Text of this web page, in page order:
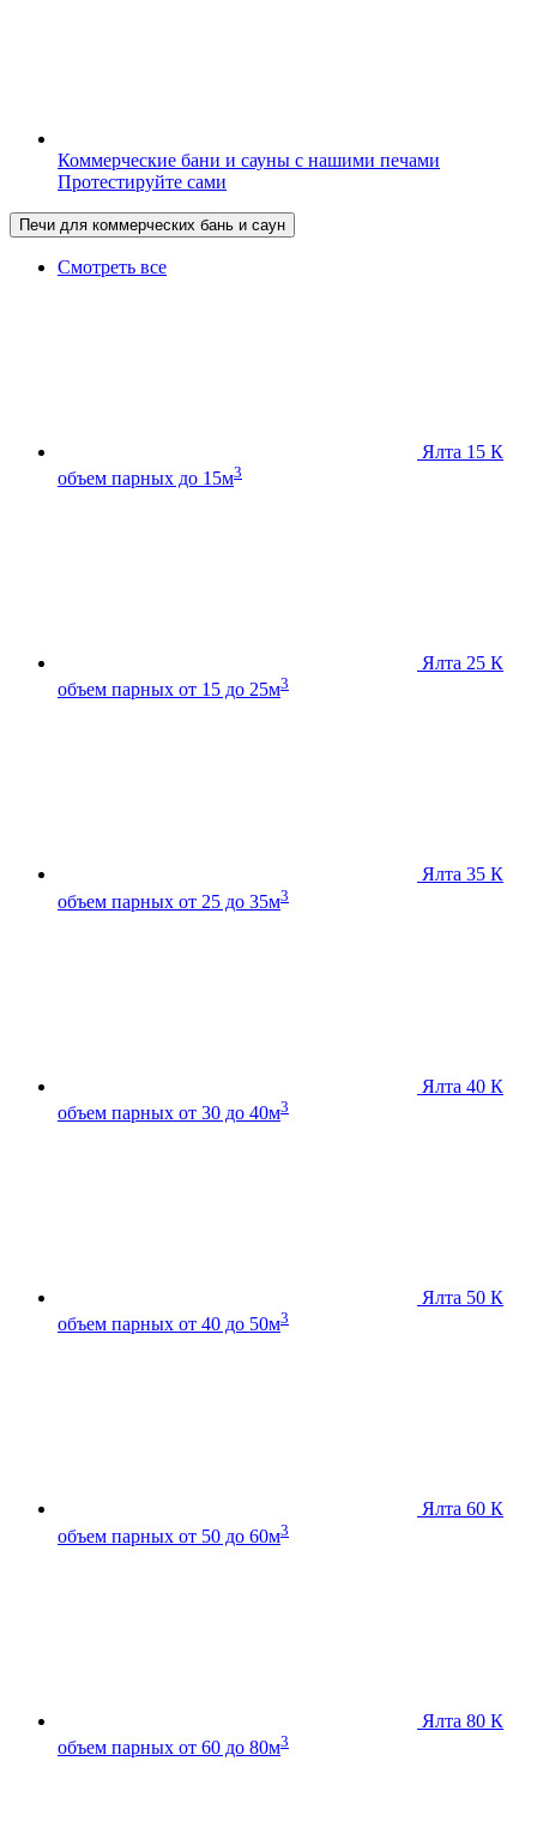
Коммерческие бани и сауны с нашими печами
Протестируйте сами
Печи для коммерческих бань и саун
Смотреть все
Ялта 15 К
объем парных до 15м3
Ялта 25 К
объем парных от 15 до 25м3
Ялта 35 К
объем парных от 25 до 35м3
Ялта 40 К
объем парных от 30 до 40м3
Ялта 50 К
объем парных от 40 до 50м3
Ялта 60 К
объем парных от 50 до 60м3
Ялта 80 К
объем парных от 60 до 80м3